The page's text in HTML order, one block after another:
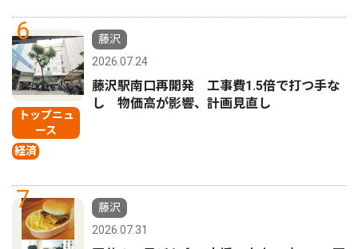
6
トップニュ
ース
経済
藤沢
2026.07.24
藤沢駅南口再開発 工事費1.5倍で打つ手な
し 物価高が影響、計画見直し
7
藤沢
2026.07.31